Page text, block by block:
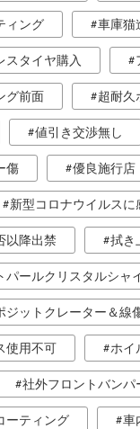
ィング 車庫猫
スタイヤ購入
グ前面 超耐久
値引き交渉無し
傷 優良施行店
新型コロナウイルスに
以降出禁 拭き
パールクリスタルシャ
ットクレーター＆線
使用不可 ホイ
社外フロントバンパ
ーティング 車